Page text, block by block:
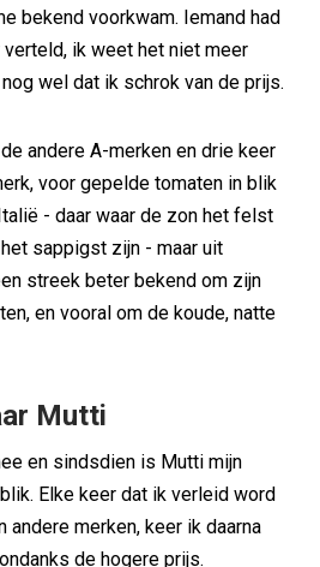
bekend voorkwam. Iemand had
ik weet het niet meer
wel dat ik schrok van de prijs.
andere A-merken en drie keer
voor gepelde tomaten in blik
- daar waar de zon het felst
sappigst zijn - maar uit
streek beter bekend om zijn
en vooral om de koude, natte
Mutti
en sindsdien is Mutti mijn
Elke keer dat ik verleid word
andere merken, keer ik daarna
de hogere prijs.